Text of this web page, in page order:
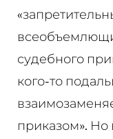
судебного
кого-то
приказом». Но